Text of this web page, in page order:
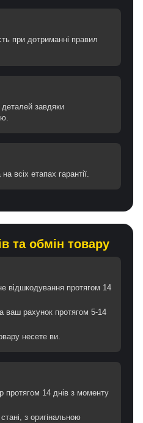
при дотриманні правил
деталей завдяки
всіх етапах гарантії.
та обмін товару
відшкодування протягом 14
ваш рахунок протягом 5-14
несете ви.
протягом 14 днів з моменту
з оригінальною